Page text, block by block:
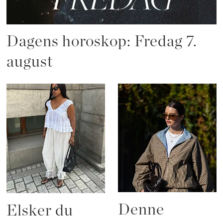
Dagens horoskop: Fredag 7.
august
Elsker du
Denne